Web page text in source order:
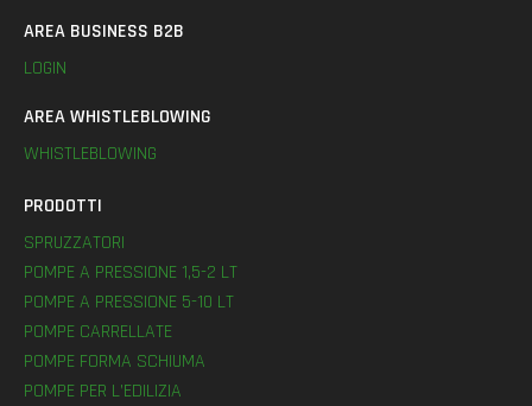
AREA BUSINESS B2B
LOGIN
AREA WHISTLEBLOWING
WHISTLEBLOWING
PRODOTTI
SPRUZZATORI
POMPE A PRESSIONE 1,5-2 LT
POMPE A PRESSIONE 5-10 LT
POMPE CARRELLATE
POMPE FORMA SCHIUMA
POMPE PER L’EDILIZIA